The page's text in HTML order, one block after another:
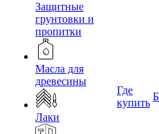
Защитные
грунтовки и
пропитки
Масла для
древесины
Лаки
Где
купить